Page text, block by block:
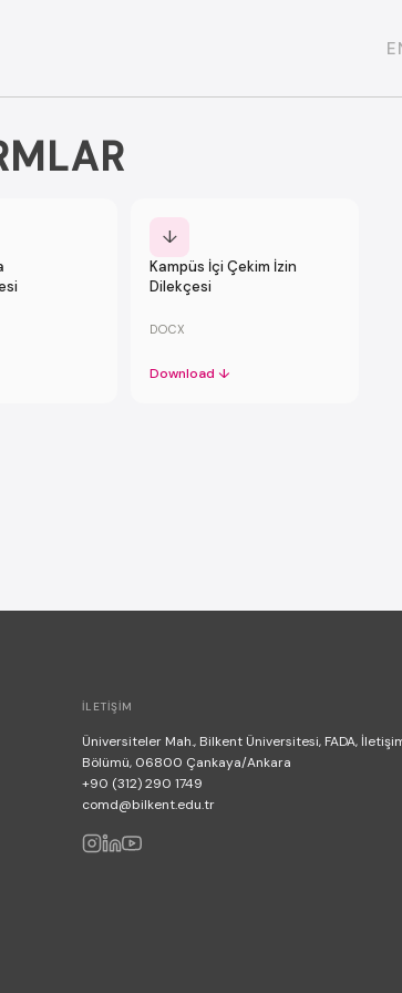
↓
Kampüs İçi Çekim İzin
Dilekçesi
DOCX
Download ↓
İLETIŞIM
Üniversiteler Mah., Bilkent Üniversitesi, FADA,
Bölümü, 06800 Çankaya/Ankara
+90 (312) 290 1749
comd@bilkent.edu.tr